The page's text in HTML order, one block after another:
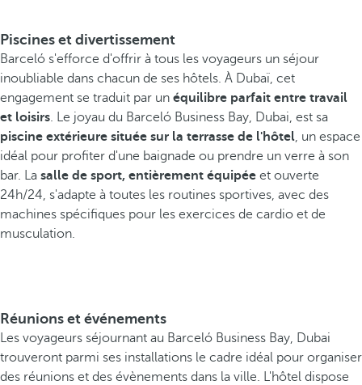
Piscines et divertissement
Barceló s'efforce d'offrir à tous les voyageurs un séjour
inoubliable dans chacun de ses hôtels. À Dubaï, cet
engagement se traduit par un équilibre parfait entre travail
et loisirs. Le joyau du Barceló Business Bay, Dubai, est sa
piscine extérieure située sur la terrasse de l'hôtel, un espace
idéal pour profiter d'une baignade ou prendre un verre à son
bar. La salle de sport, entièrement équipée et ouverte
24h/24, s'adapte à toutes les routines sportives, avec des
machines spécifiques pour les exercices de cardio et de
musculation.
Réunions et événements
Les voyageurs séjournant au Barceló Business Bay, Dubai
trouveront parmi ses installations le cadre idéal pour organiser
des réunions et des évènements dans la ville. L'hôtel dispose